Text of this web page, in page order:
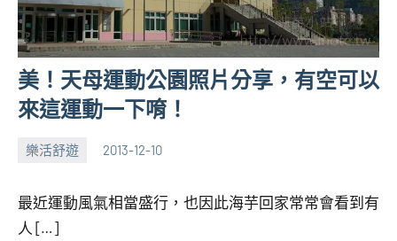
美！天母運動公園照片分享，有空可以
來這運動一下唷！
樂活舒遊 2013-12-10
張
芋
No
最近運動風氣相當盛行，也因此海芋回家常常會看到有
人 […]